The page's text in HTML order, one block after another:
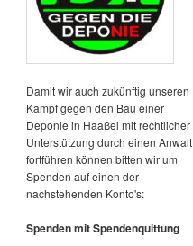
Damit wir auch zukünftig unseren
Kampf gegen den Bau einer
Deponie in Haaßel mit rechtlicher
Unterstützung durch einen Anwalt
fortführen können bitten wir um
Spenden auf einen der
nachstehenden Konto's:
Spenden mit Spendenquittung